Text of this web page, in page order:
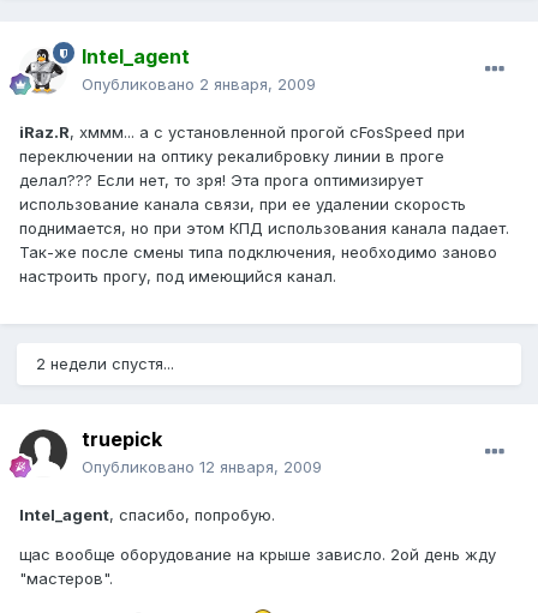
Intel_agent
Опубликовано 2 января, 2009
iRaz.R, хммм... а с установленной прогой сFosSpeed при
переключении на оптику рекалибровку линии в проге
делал??? Если нет, то зря! Эта прога оптимизирует
использование канала связи, при ее удалении скорость
поднимается, но при этом КПД использования канала падает.
Так-же после смены типа подключения, необходимо заново
настроить прогу, под имеющийся канал.
2 недели спустя...
truepick
Опубликовано 12 января, 2009
Intel_agent, спасибо, попробую.
щас вообще оборудование на крыше зависло. 2ой день жду
"мастеров".